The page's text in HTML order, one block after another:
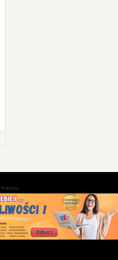
Reklama